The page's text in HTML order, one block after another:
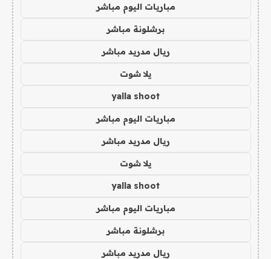
مباريات اليوم مباشر
برشلونة مباشر
ريال مدريد مباشر
يلا شوت
yalla shoot
مباريات اليوم مباشر
ريال مدريد مباشر
يلا شوت
yalla shoot
مباريات اليوم مباشر
برشلونة مباشر
ريال مدريد مباشر